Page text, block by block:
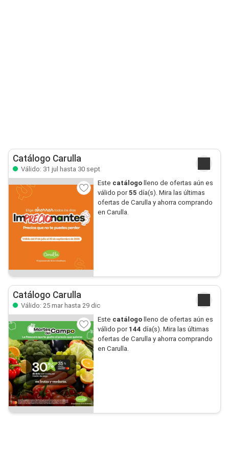
Catálogo Carulla
Válido: 31 jul hasta 30 sept
Este catálogolleno de ofertas aún es
válido por55 día(s). Mira las últimas
ofertas de Carulla y ahorra comprando
en Carulla.
Catálogo Carulla
Válido: 25 mar hasta 29 dic
Este catálogolleno de ofertas aún es
válido por 144 día(s). Mira las últimas
ofertas de Carulla y ahorra comprando
en Carulla.